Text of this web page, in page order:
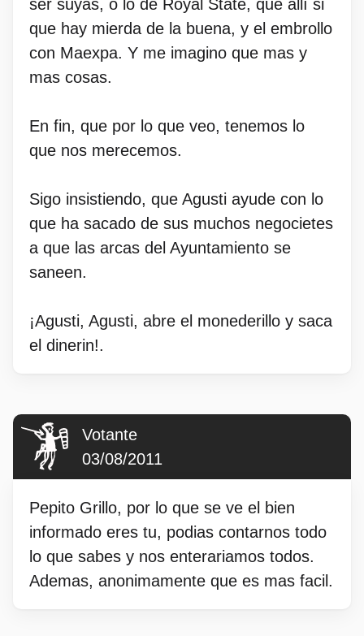
ser suyas, o lo de Royal State, que allí si
que hay mierda de la buena, y el embrollo
con Maexpa. Y me imagino que mas y
mas cosas.
En fin, que por lo que veo, tenemos lo
que nos merecemos.
Sigo insistiendo, que Agusti ayude con lo
que ha sacado de sus muchos negocietes
a que las arcas del Ayuntamiento se
saneen.
¡Agusti, Agusti, abre el monederillo y saca
el dinerin!.
Votante
03/08/2011
Pepito Grillo, por lo que se ve el bien
informado eres tu, podias contarnos todo
lo que sabes y nos enterariamos todos.
Ademas, anonimamente que es mas facil.